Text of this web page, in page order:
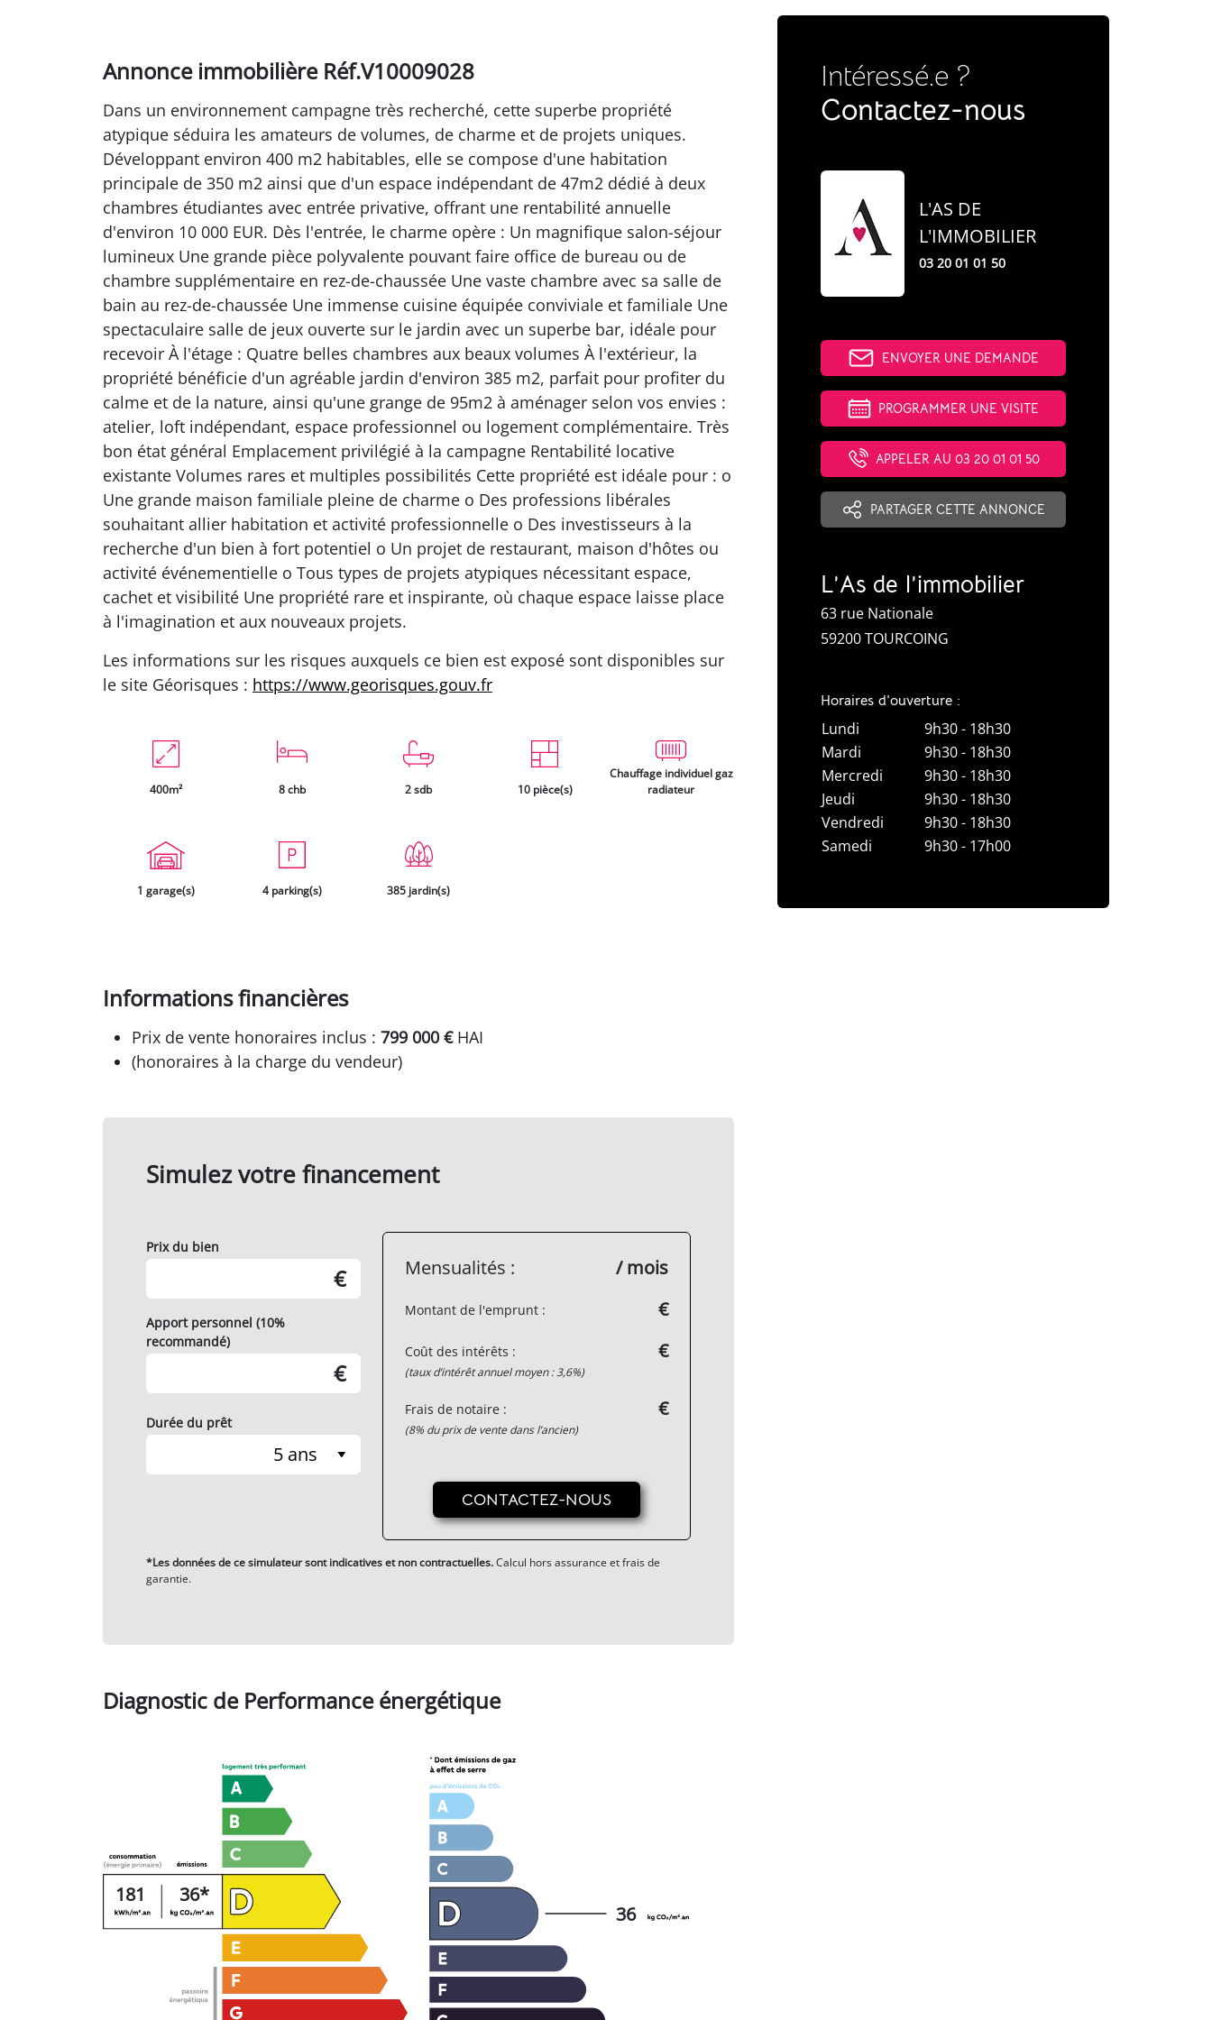
Annonce immobilière Réf.V10009028
Dans un environnement campagne très recherché, cette superbe propriété
atypique séduira les amateurs de volumes, de charme et de projets uniques.
Développant environ 400 m2 habitables, elle se compose d'une habitation
principale de 350 m2 ainsi que d'un espace indépendant de 47m2 dédié à deux
chambres étudiantes avec entrée privative, offrant une rentabilité annuelle
d'environ 10 000 EUR. Dès l'entrée, le charme opère : Un magnifique salon-séjour
lumineux Une grande pièce polyvalente pouvant faire office de bureau ou de
chambre supplémentaire en rez-de-chaussée Une vaste chambre avec sa salle de
bain au rez-de-chaussée Une immense cuisine équipée conviviale et familiale Une
spectaculaire salle de jeux ouverte sur le jardin avec un superbe bar, idéale pour
recevoir À l'étage : Quatre belles chambres aux beaux volumes À l'extérieur, la
propriété bénéficie d'un agréable jardin d'environ 385 m2, parfait pour profiter du
calme et de la nature, ainsi qu'une grange de 95m2 à aménager selon vos envies :
atelier, loft indépendant, espace professionnel ou logement complémentaire. Très
bon état général Emplacement privilégié à la campagne Rentabilité locative
existante Volumes rares et multiples possibilités Cette propriété est idéale pour : o
Une grande maison familiale pleine de charme o Des professions libérales
souhaitant allier habitation et activité professionnelle o Des investisseurs à la
recherche d'un bien à fort potentiel o Un projet de restaurant, maison d'hôtes ou
activité événementielle o Tous types de projets atypiques nécessitant espace,
cachet et visibilité Une propriété rare et inspirante, où chaque espace laisse place
à l'imagination et aux nouveaux projets.
Les informations sur les risques auxquels ce bien est exposé sont disponibles sur
le site Géorisques : https://www.georisques.gouv.fr
400m² 8 chb 2 sdb 10 pièce(s)
Chauffage individuel gaz
radiateur
1 garage(s) 4 parking(s) 385 jardin(s)
Informations financières
Prix de vente honoraires inclus : 799 000 €HAI
(honoraires à la charge du vendeur)
Simulez votre financement
Prix du bien
€
Apport personnel (10%
recommandé)
€
Durée du prêt
5 ans
Mensualités : / mois
Montant de l'emprunt : €
Coût des intérêts : €
(taux d’intérêt annuel moyen : 3,6%)
Frais de notaire : €
(8% du prix de vente dans l’ancien)
CONTACTEZ-NOUS
*Les données de ce simulateur sont indicatives et non contractuelles.Calcul hors assurance et frais de
garantie.
Diagnostic de Performance énergétique
181
36*
36
Intéressé.e ?
Contactez-nous
L'AS DE
L'IMMOBILIER
03 20 01 01 50
ENVOYER UNE DEMANDE
PROGRAMMER UNE VISITE
APPELER AU 03 20 01 01 50
PARTAGER CETTE ANNONCE
L’As de l’immobilier
63 rue Nationale
59200 TOURCOING
Horaires d’ouverture :
Lundi
9h30 - 18h30
Mardi
9h30 - 18h30
Mercredi
9h30 - 18h30
Jeudi
9h30 - 18h30
Vendredi
9h30 - 18h30
Samedi
9h30 - 17h00